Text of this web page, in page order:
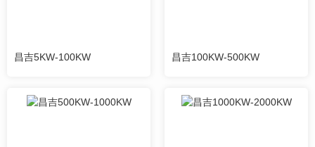
昌吉5KW-100KW 昌吉100KW-500KW